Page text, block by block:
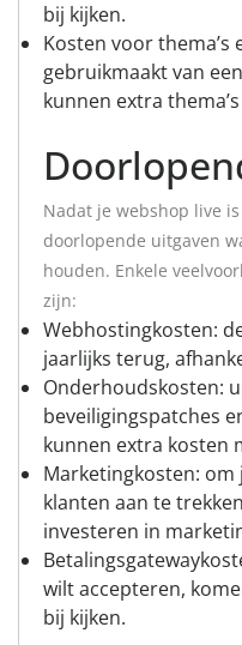
bij kijken.
Kosten voor thema’s
gebruikmaakt van
kunnen extra
Nadat je webshop live
doorlopende uitgaven
houden. Enkele
zijn:
Webhostingkosten:
jaarlijks terug,
Onderhoudskosten:
beveiligingspatches
kunnen extra kosten
Marketingkosten:
klanten aan te
investeren in
wilt accepteren,
bij kijken.